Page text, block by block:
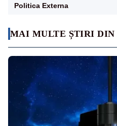
MAI MULTE ȘTIRI DIN
Politica Externa